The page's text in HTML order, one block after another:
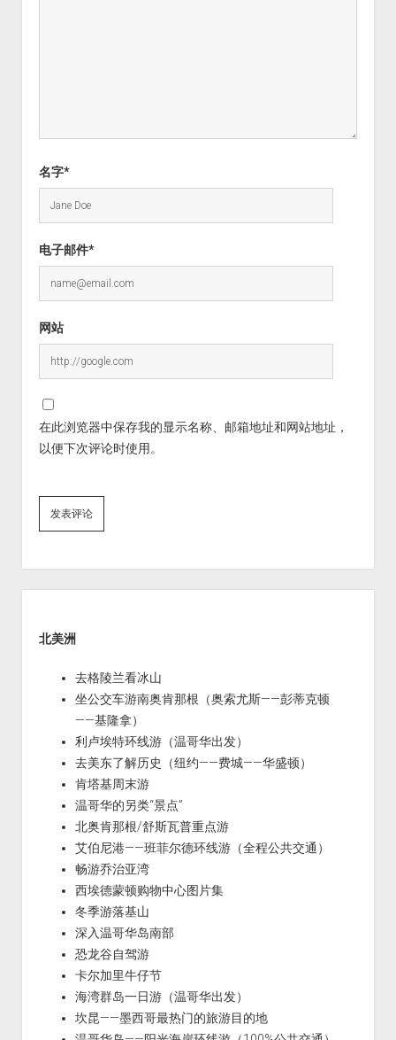
名字*
电子邮件*
网站
在此浏览器中保存我的显示名称、邮箱地址和网站地址，
以便下次评论时使用。
北美洲
去格陵兰看冰山
坐公交车游南奥肯那根（奥索尤斯——彭蒂克顿
——基隆拿）
利卢埃特环线游（温哥华出发）
去美东了解历史（纽约——费城——华盛顿）
肯塔基周末游
温哥华的另类“景点”
北奥肯那根/舒斯瓦普重点游
艾伯尼港——班菲尔德环线游（全程公共交通）
畅游乔治亚湾
西埃德蒙顿购物中心图片集
冬季游落基山
深入温哥华岛南部
恐龙谷自驾游
卡尔加里牛仔节
海湾群岛一日游（温哥华出发）
坎昆——墨西哥最热门的旅游目的地